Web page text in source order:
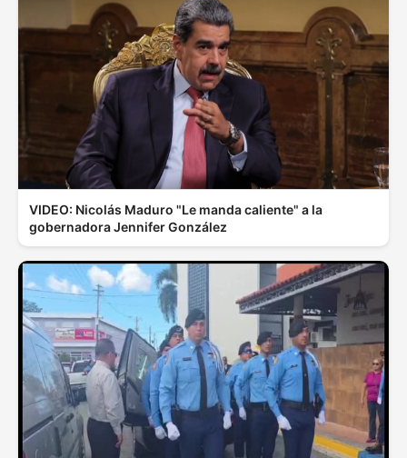
VIDEO: Nicolás Maduro "Le manda caliente" a la
gobernadora Jennifer González